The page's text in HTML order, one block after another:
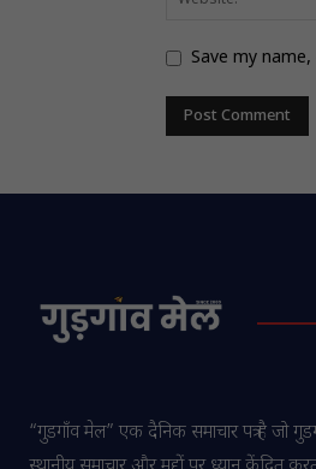
Save my
“गुडगाँव मेल” एक दैनिक समाचार पत्र है जो